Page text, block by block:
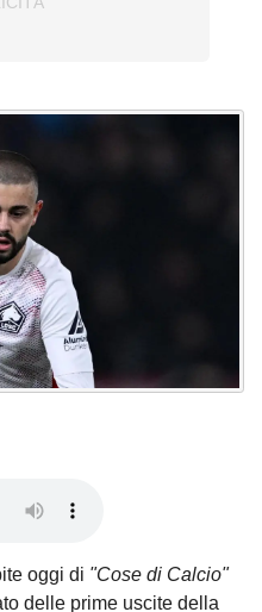
oggi di "Cose di Calcio"
delle prime uscite della